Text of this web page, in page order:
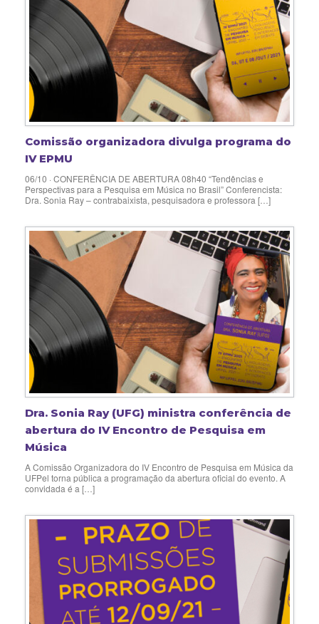
Comissão organizadora divulga programa do
IV EPMU
06/10 · CONFERÊNCIA DE ABERTURA 08h40 “Tendências e
Perspectivas para a Pesquisa em Música no Brasil” Conferencista:
Dra. Sonia Ray – contrabaixista, pesquisadora e professora […]
Dra. Sonia Ray (UFG) ministra conferência de
abertura do IV Encontro de Pesquisa em
Música
A Comissão Organizadora do IV Encontro de Pesquisa em Música da
UFPel torna pública a programação da abertura oficial do evento. A
convidada é a […]